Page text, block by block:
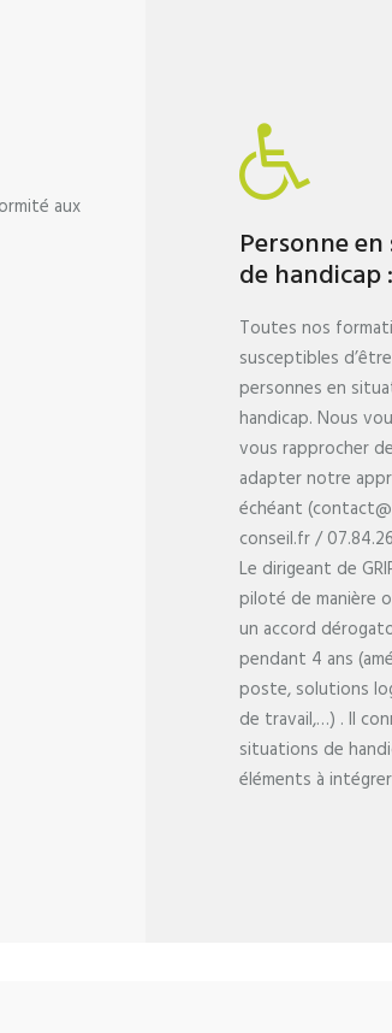
aux
Personne
de handicap :
Toutes nos
susceptibles
personnes en
handicap. Nous
vous rapprocher
adapter notre
échéant
conseil.fr /
Le dirigeant de
piloté de manière
un accord
pendant 4 ans
poste, solutions
de travail,…) . Il
situations de
éléments à